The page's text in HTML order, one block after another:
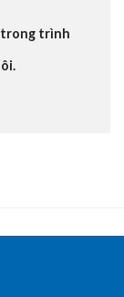
trong trình